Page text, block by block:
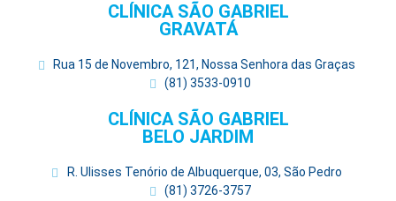
CLÍNICA SÃO GABRIEL
GRAVATÁ
Rua 15 de Novembro, 121, Nossa Senhora das Graças
(81) 3533-0910
CLÍNICA SÃO GABRIEL
BELO JARDIM
R. Ulisses Tenório de Albuquerque, 03, São Pedro
(81) 3726-3757